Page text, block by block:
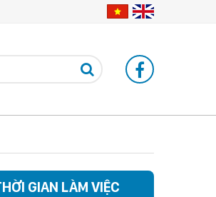
GIAN LÀM VIỆC